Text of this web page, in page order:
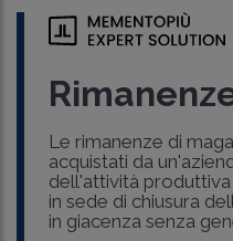
Le rimanenze di
acquistati da
dell'attività produttiva
in sede di chiusura
in giacenza senza